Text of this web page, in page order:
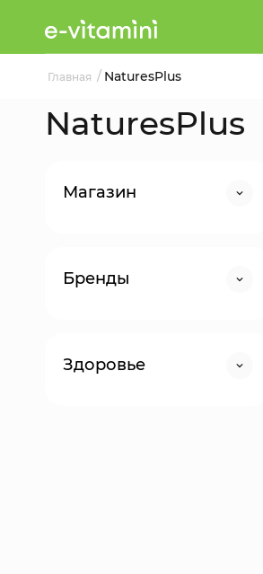
Главная / NaturesPlus
NaturesPlus
Магазин
Бренды
Здоровье